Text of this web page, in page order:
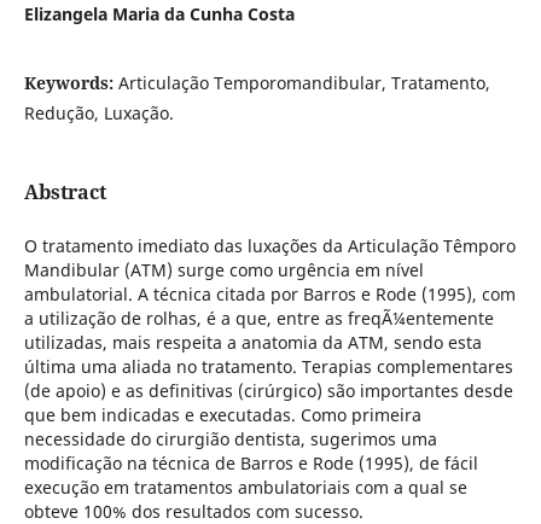
Elizangela Maria da Cunha Costa
Keywords: Articulação Temporomandibular, Tratamento,
Redução, Luxação.
Abstract
O tratamento imediato das luxações da Articulação Têmporo
Mandibular (ATM) surge como urgência em nível
ambulatorial. A técnica citada por Barros e Rode (1995), com
a utilização de rolhas, é a que, entre as freqÃ¼entemente
utilizadas, mais respeita a anatomia da ATM, sendo esta
última uma aliada no tratamento. Terapias complementares
(de apoio) e as definitivas (cirúrgico) são importantes desde
que bem indicadas e executadas. Como primeira
necessidade do cirurgião dentista, sugerimos uma
modificação na técnica de Barros e Rode (1995), de fácil
execução em tratamentos ambulatoriais com a qual se
obteve 100% dos resultados com sucesso.